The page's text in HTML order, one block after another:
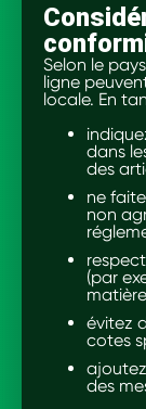
Selon le
ligne
locale. En
dans
des
ne
non
(par
évitez
cotes
des